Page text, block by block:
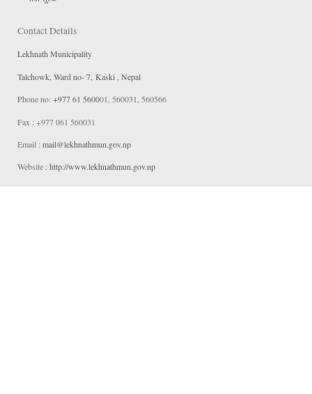
Contact Details
Lekhnath Municipality
Talchowk, Ward no- 7, Kaski , Nepal
Phone no: +977 61 560001, 560031, 560566
Fax : +977 061 560031
Email : mail@lekhnathmun.gov.np
Website : http://www.lekhnathmun.gov.np